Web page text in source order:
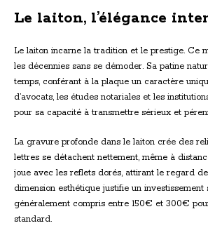
Le laiton, l’élégance
Le laiton incarne la tradition et le prestige. Ce
les décennies sans se démoder. Sa patine
temps, conférant à la plaque un caractère
d’avocats, les études notariales et les
pour sa capacité à transmettre sérieux et
La gravure profonde dans le laiton crée des
lettres se détachent nettement, même à
joue avec les reflets dorés, attirant le regard
dimension esthétique justifie un investissement
généralement compris entre 150€ et 300€
standard.